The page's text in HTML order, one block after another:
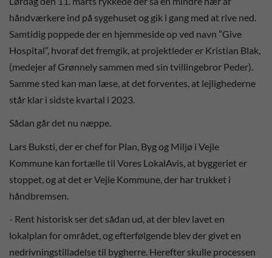
håndværkere ind på sygehuset og gik i gang med at rive ned.
Samtidig poppede der en hjemmeside op ved navn ”Give
Hospital”, hvoraf det fremgik, at projektleder er Kristian Blak,
(medejer af Grønnely sammen med sin tvillingebror Peder).
Samme sted kan man læse, at det forventes, at lejlighederne
står klar i sidste kvartal i 2023.
Sådan går det nu næppe.
Lars Buksti, der er chef for Plan, Byg og Miljø i Vejle
Kommune kan fortælle til Vores LokalAvis, at byggeriet er
stoppet, og at det er Vejle Kommune, der har trukket i
håndbremsen.
- Rent historisk ser det sådan ud, at der blev lavet en
lokalplan for området, og efterfølgende blev der givet en
nedrivningstilladelse til bygherre. Herefter skulle processen